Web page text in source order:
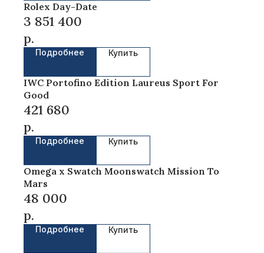
Rolex Day-Date
3 851 400
р.
Подробнее Купить
IWC Portofino Edition Laureus Sport For
Good
421 680
р.
Подробнее Купить
Omega x Swatch Moonswatch Mission To
Mars
48 000
р.
Подробнее Купить